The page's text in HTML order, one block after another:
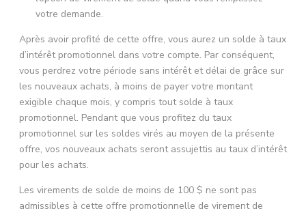
votre demande.
Après avoir profité de cette offre, vous aurez un solde à taux
d’intérêt promotionnel dans votre compte. Par conséquent,
vous perdrez votre période sans intérêt et délai de grâce sur
les nouveaux achats, à moins de payer votre montant
exigible chaque mois, y compris tout solde à taux
promotionnel. Pendant que vous profitez du taux
promotionnel sur les soldes virés au moyen de la présente
offre, vos nouveaux achats seront assujettis au taux d’intérêt
pour les achats.
Les virements de solde de moins de 100 $ ne sont pas
admissibles à cette offre promotionnelle de virement de